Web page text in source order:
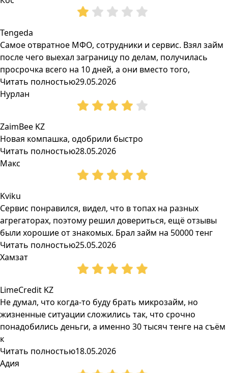
Tengeda
Самое отвратное МФО, сотрудники и сервис. Взял займ
после чего выехал заграницу по делам, получилась
просрочка всего на 10 дней, а они вместо того,
Читать полностью29.05.2026
Нурлан
ZaimBee KZ
Новая компашка, одобрили быстро
Читать полностью28.05.2026
Макс
Kviku
Сервис понравился, видел, что в топах на разных
агрегаторах, поэтому решил довериться, ещё отзывы
были хорошие от знакомых. Брал займ на 50000 тенг
Читать полностью25.05.2026
Хамзат
LimeCredit KZ
Не думал, что когда-то буду брать микрозайм, но
жизненные ситуации сложились так, что срочно
понадобились деньги, а именно 30 тысяч тенге на съём
к
Читать полностью18.05.2026
Адия